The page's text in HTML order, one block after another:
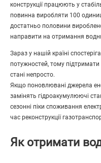
конструкції працюють у
повинна виробляти 100
достатньо половини
направити на отримання
Зараз у нашій країні
потужностей, тому
стані непросто.
Якщо поновлювані джерела
замінять гідроакумулюючі
сезонні піки споживання
час реконструкції
Як отримати